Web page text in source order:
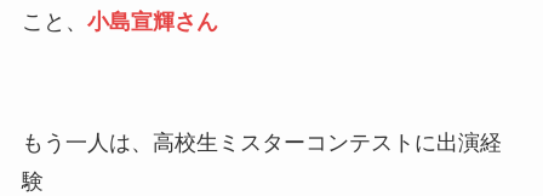
こと、 小島宣輝さん
もう一人は、高校生ミスターコンテストに出演経
験